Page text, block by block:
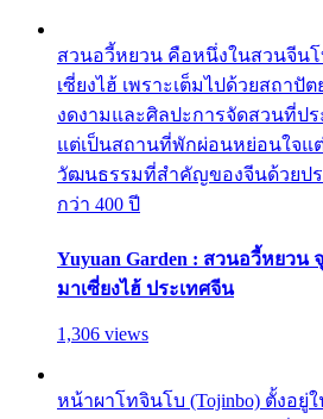
สวนอวี้หยวน คือหนึ่งในสวนจีน
เซี่ยงไฮ้ เพราะเต็มไปด้วยสถา
งดงามและศิลปะการจัดสวนที่ป
แต่เป็นสถานที่พักผ่อนหย่อนใจแ
วัฒนธรรมที่สำคัญของจีนด้วยป
กว่า 400 ปี
Yuyuan Garden : สวนอวี้หยวน
มาเซี่ยงไฮ้ ประเทศจีน
1,306 views
หน้าผาโทจินโบ (Tojinbo) ตั้งอยู่